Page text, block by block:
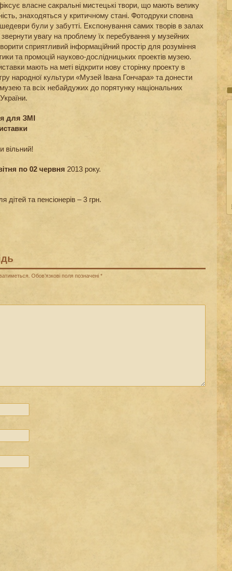
власне сакральні мистецькі твори, що мають велику
знаходяться у критичному стані. Фотодруки сповна
були у забутті. Експонування самих творів в залах
увагу на проблему їх перебування у музейних
сприятливий інформаційний простір для розуміння
та промоцій науково-дослідницьких проектів музею.
мають на меті відкрити нову сторінку проекту в
народної культури «Музей Івана Гончара» та донести
музею та всіх небайдужих до порятунку національних
для ЗМІ
вільний!
по 02 червня 2013 року.
дітей та пенсіонерів – 3 грн.
Обов’язкові поля позначені *